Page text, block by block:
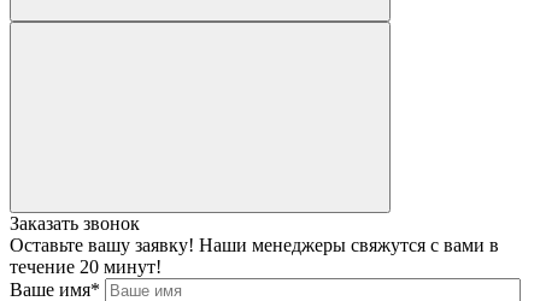
Заказать звонок
Оставьте вашу заявку! Наши менеджеры свяжутся с вами в
течение 20 минут!
Ваше имя*